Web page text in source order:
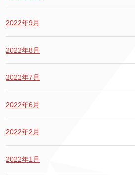
2022年9月
2022年8月
2022年7月
2022年6月
2022年2月
2022年1月